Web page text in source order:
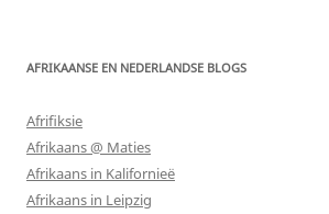
AFRIKAANSE EN NEDERLANDSE BLOGS
Afrifiksie
Afrikaans @ Maties
Afrikaans in Kalifornieë
Afrikaans in Leipzig